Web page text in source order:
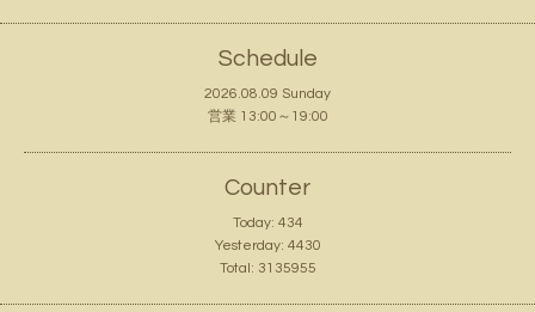
Schedule
2026.08.09 Sunday
営業 13:00～19:00
Counter
Today: 434
Yesterday: 4430
Total: 3135955